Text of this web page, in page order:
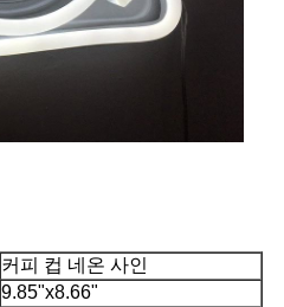
커피 컵 네온 사인
9.85"x8.66"